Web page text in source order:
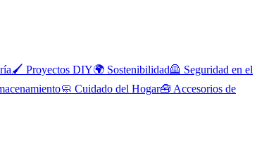
🖌️ Proyectos DIY🌍 Sostenibilidad🦺 Seguridad en el
🧼 Cuidado del Hogar🧰 Accesorios de